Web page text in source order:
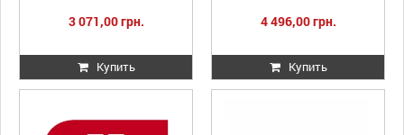
3 071,00 грн.
Купить
4 496,00 грн.
Купить